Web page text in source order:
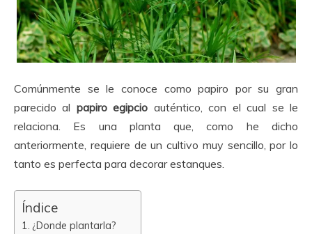
Comúnmente se le conoce como papiro por su gran
parecido al papiro egipcio auténtico, con el cual se le
relaciona. Es una planta que, como he dicho
anteriormente, requiere de un cultivo muy sencillo, por lo
tanto es perfecta para decorar estanques.
Índice
¿Donde plantarla?